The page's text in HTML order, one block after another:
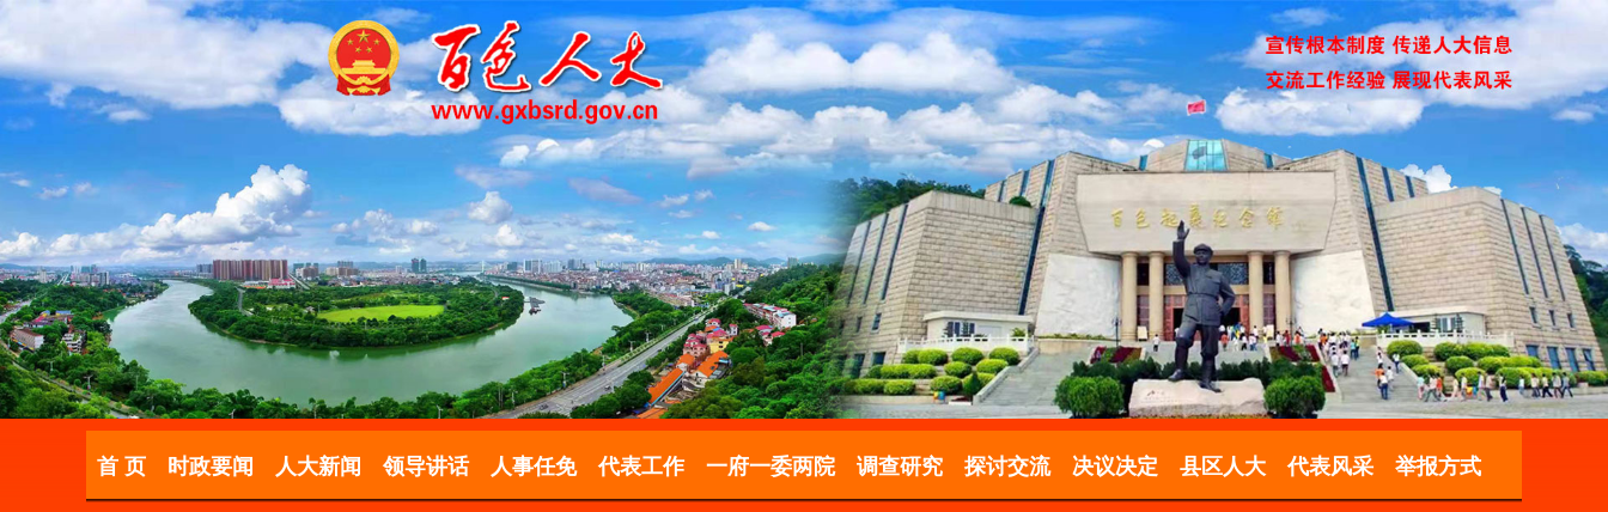
首 页 时政要闻 人大新闻 领导讲话 人事任免 代表工作 一府一委两院 调查研究 探讨交流 决议决定 县区人大 代表风采 举报方式